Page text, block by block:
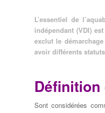
L’essentiel de
indépendant (VDI)
exclut le
avoir différents
Sont considérées